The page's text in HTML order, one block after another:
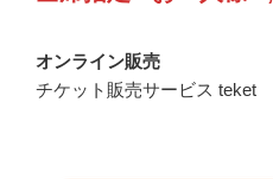
オンライン販売
チケット販売サービス teket